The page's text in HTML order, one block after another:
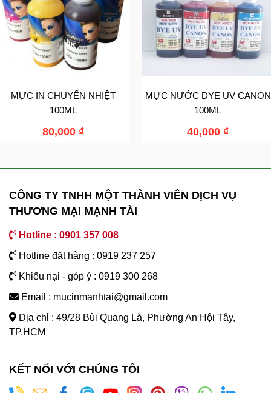
MỰC IN CHUYỂN NHIỆT
100ML
80,000 ₫
MỰC NƯỚC DYE UV CANON
100ML
40,000 ₫
CÔNG TY TNHH MỘT THÀNH VIÊN DỊCH VỤ
THƯƠNG MẠI MẠNH TÀI
Hotline : 0901 357 008
Hotline đặt hàng : 0919 237 257
Khiếu nại - góp ý : 0919 300 268
Email : mucinmanhtai@gmail.com
Địa chỉ : 49/28 Bùi Quang Là, Phường An Hội Tây,
TP.HCM
KẾT NỐI VỚI CHÚNG TÔI